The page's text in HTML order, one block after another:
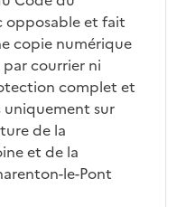
opposable et fait
copie numérique
courrier ni
complet et
uniquement sur
de la
et de la
le-Pont